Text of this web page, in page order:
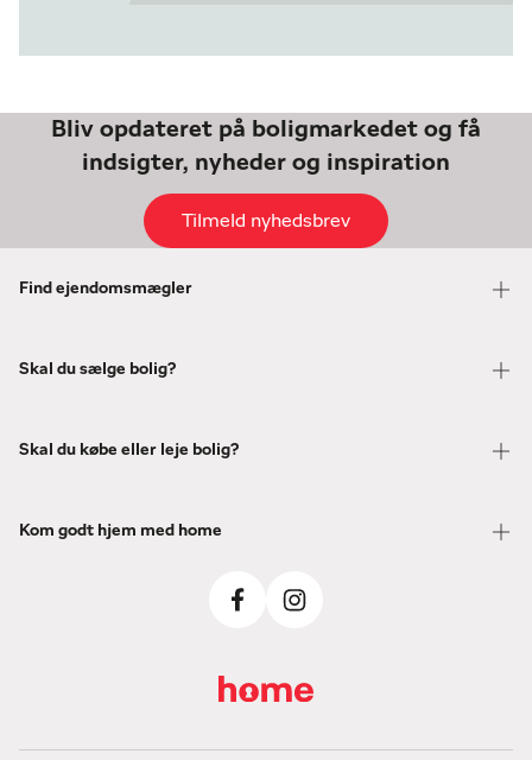
Bliv opdateret på boligmarkedet og få
indsigter, nyheder og inspiration
Tilmeld nyhedsbrev
Find ejendomsmægler
Skal du sælge bolig?
Skal du købe eller leje bolig?
Kom godt hjem med home